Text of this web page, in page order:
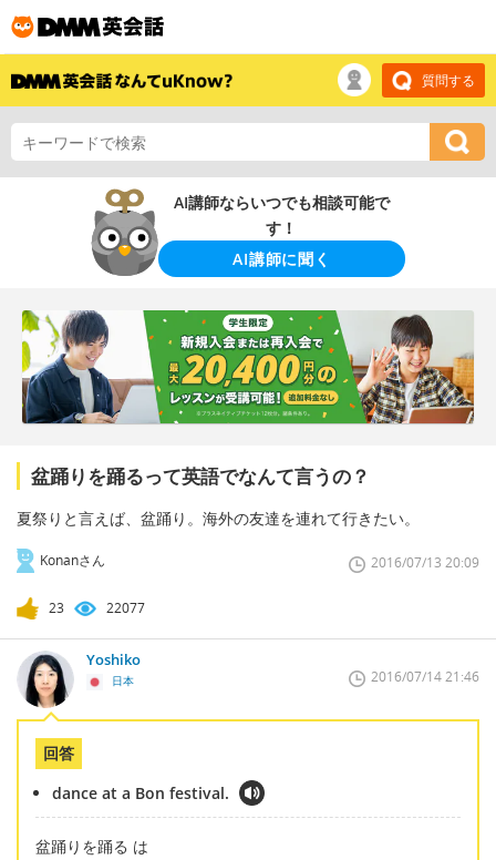
質問する
AI講師ならいつでも相談可能で
す！
AI講師に聞く
盆踊りを踊るって英語でなんて言うの？
夏祭りと言えば、盆踊り。海外の友達を連れて行きたい。
Konanさん 2016/07/13 20:09
23 22077
Yoshiko
日本 2016/07/14 21:46
回答
dance at a Bon festival.
盆踊りを踊る は